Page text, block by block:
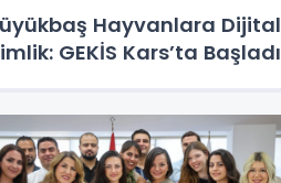
Hayvanlara Dijital
GEKİS Kars’ta Başladı